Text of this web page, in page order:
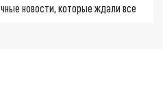
новости, которые ждали все